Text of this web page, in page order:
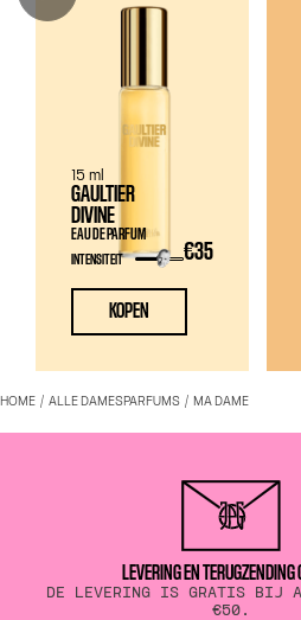
GAULTIER
DIVINE
EAU DE PARFUM
€35
INTENSITEIT
15 ml
KOPEN
HOME ALLE DAMESPARFUMS MA DAME
LEVERING EN TERUGZENDING
DE LEVERING IS GRATIS BIJ
€50.